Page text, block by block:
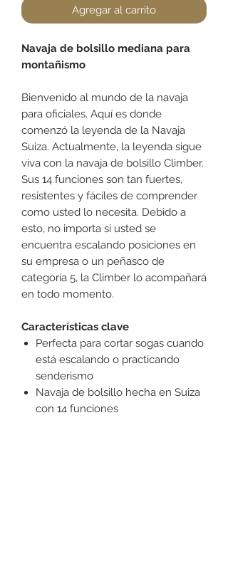
Agregar al carrito
Navaja de bolsillo mediana para
montañismo
Bienvenido al mundo de la navaja
para oficiales. Aquí es donde
comenzó la leyenda de la Navaja
Suiza. Actualmente, la leyenda sigue
viva con la navaja de bolsillo Climber.
Sus 14 funciones son tan fuertes,
resistentes y fáciles de comprender
como usted lo necesita. Debido a
esto, no importa si usted se
encuentra escalando posiciones en
su empresa o un peñasco de
categoría 5, la Climber lo acompañará
en todo momento.
Características clave
Perfecta para cortar sogas cuando
está escalando o practicando
senderismo
Navaja de bolsillo hecha en Suiza
con 14 funciones